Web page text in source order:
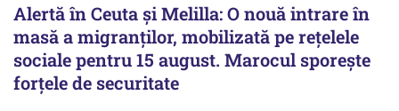
Alertă în Ceuta și Melilla: O nouă intrare în
masă a migranților, mobilizată pe rețelele
sociale pentru 15 august. Marocul sporește
forțele de securitate